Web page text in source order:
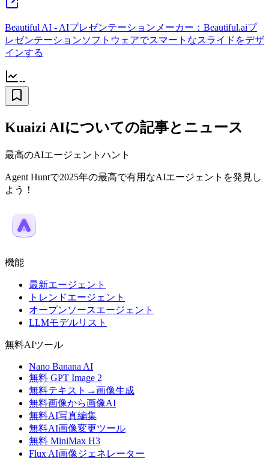
Beautiful AI - AIプレゼンテーションメーカー：Beautiful.aiプ
レゼンテーションソフトウェアでスマートなスライドをデザ
インする
--
Kuaizi AIについての記事とニュース
最高のAIエージェントハント
Agent Huntで2025年の最高で有用なAIエージェントを発見し
よう！
機能
最新エージェント
トレンドエージェント
オープンソースエージェント
LLMモデルリスト
無料AIツール
Nano Banana AI
無料 GPT Image 2
無料テキスト→画像生成
無料画像から画像AI
無料AI写真編集
無料AI画像変更ツール
無料 MiniMax H3
Flux AI画像ジェネレーター